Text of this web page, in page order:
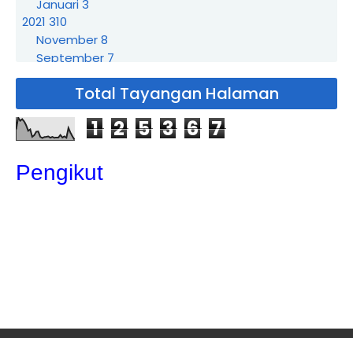
Januari3
2021 310
November8
September 7
Agustus3
Juni19
Mei
72
Sewa Badut Bogor Ciparigi
Sewa Badut Bogor Cimahpar
Sewa Badut Bogor Katulampa
Total Tayangan Halaman
1 2 5 3 6 7
Pengikut